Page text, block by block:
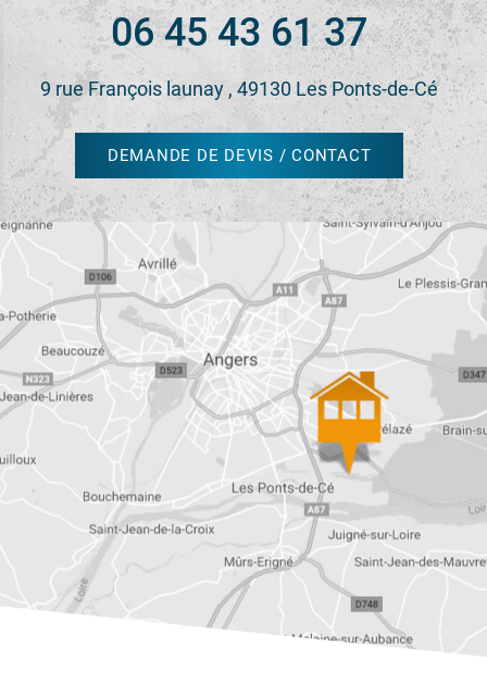
06 45 43 61 37
9 rue François launay , 49130 Les Ponts-de-Cé
DEMANDE DE DEVIS / CONTACT